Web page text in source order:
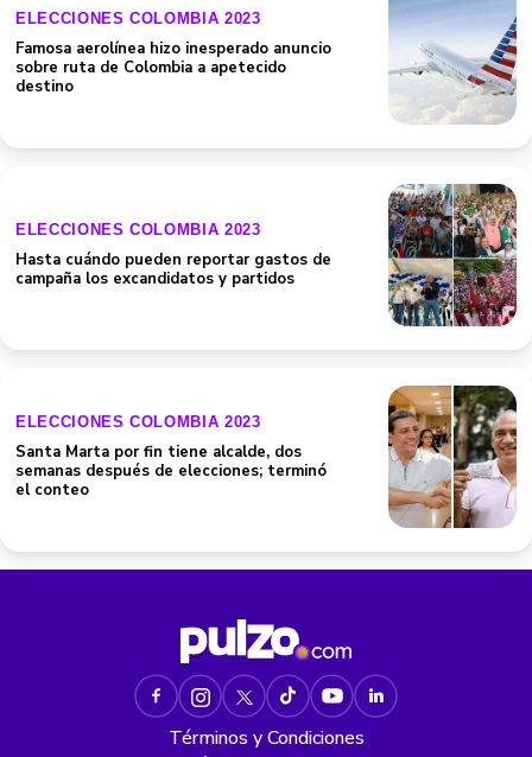
ELECCIONES COLOMBIA 2023
Famosa aerolínea hizo inesperado anuncio
sobre ruta de Colombia a apetecido
destino
ELECCIONES COLOMBIA 2023
Hasta cuándo pueden reportar gastos de
campaña los excandidatos y partidos
ELECCIONES COLOMBIA 2023
Santa Marta por fin tiene alcalde, dos
semanas después de elecciones; terminó
el conteo
Términos y Condiciones